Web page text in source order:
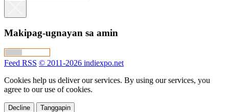
Makipag-ugnayan sa amin
Feed RSS © 2011-2026 indiexpo.net
Cookies help us deliver our services. By using our services, you
agree to our use of cookies.
Decline Tanggapin